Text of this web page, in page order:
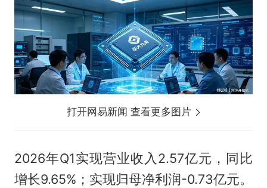
打开网易新闻 查看更多图片
2026年Q1实现营业收入2.57亿元，同比
增长9.65%；实现归母净利润-0.73亿元。